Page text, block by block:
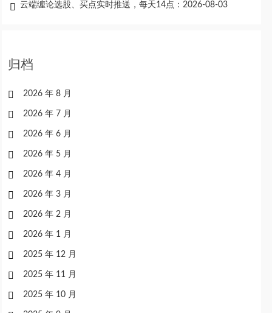
云端缠论选股、买点实时推送，每天14点：2026-08-03
归档
2026 年 8 月
2026 年 7 月
2026 年 6 月
2026 年 5 月
2026 年 4 月
2026 年 3 月
2026 年 2 月
2026 年 1 月
2025 年 12 月
2025 年 11 月
2025 年 10 月